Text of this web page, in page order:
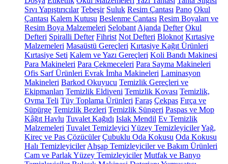
Sıvı Yapıştırıcılar Tebeşir Suluk Resim Çantası Pano Okul
Çantası Kalem Kutusu Beslenme Çantası Resim Boyaları ve
Resim Boya Malzemeleri Selobant Ajanda Defter Okul
Defteri Spiralli Defter Fihrist Not Defteri Bloknot Kırtasiye
Malzemeleri Masaüstü Gereçleri Kırtasiye Kağıt Ürünleri
Kırtasiye Seti Kalem ve Yazı Gereçleri Koli Bandı Makinesi
Para Makineleri Para Çekmeceleri Para Sayma Makineleri
Ofis Sarf Ürünleri Evrak İmha Makineleri Laminasyon
Makineleri Barkod Okuyucu Temizlik Gereçleri ve
Ekipmanları Temizlik Eldiveni Temizlik Kovası Temizlik,
Ovma Teli Tüy Toplama Ürünleri Faraş Çekpas Fırça ve
Süpürge Temizlik Bezleri Temizlik Süngeri Paspas ve Mop
Kâğıt Havlu Tuvalet Kağıdı Islak Mendil Ev Temizlik
Malzemeleri Tuvalet Temizleyici Yüzey TemizleyicilerYağ,
Kireç ve Pas Çözücüler Çubuklu Oda Kokusu Oda Kokusu
Halı Temizleyiciler Ahşap Temizleyiciler ve Bakım Ürünleri
Cam ve Parlak Yüzey Temizleyiciler Mutfak ve Banyo